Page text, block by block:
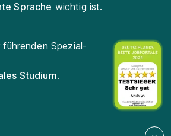
Sprache wichtig ist.
Spezial-
Studium.